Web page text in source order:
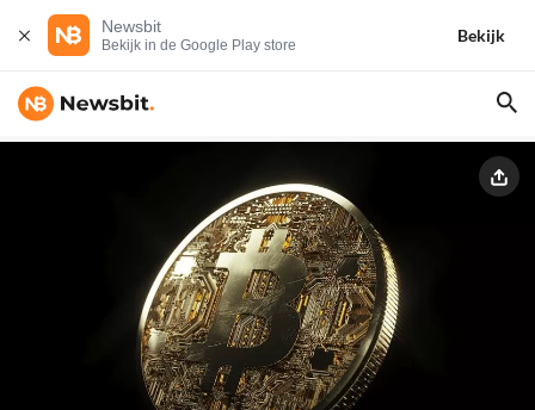
Newsbit
Bekijk in de Google Play store
Bekijk